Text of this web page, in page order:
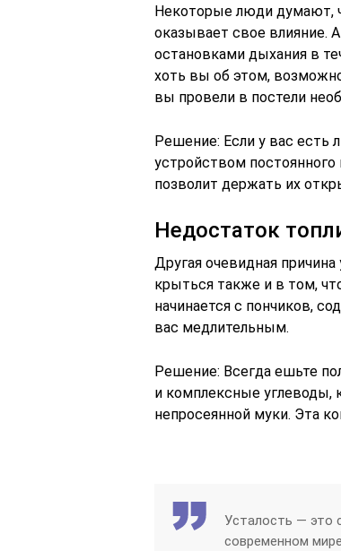
Некоторые люди думают,
оказывает свое влияние.
остановками дыхания в
хоть вы об этом,
вы провели в постели
Решение: Если у вас есть
устройством
позволит держать их
Недостаток
Другая очевидная
крыться также и в том,
начинается с пончиков,
вас медлительным.
Решение: Всегда ешьте
и комплексные углеводы,
непросеянной муки. Эта
Усталость — это
современном